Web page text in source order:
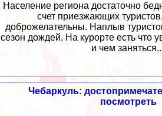
Население региона достаточно
счет приезжающих
доброжелательны. Наплыв
сезон дождей. На курорте есть что
и чем
Чебаркуль:
посмотреть